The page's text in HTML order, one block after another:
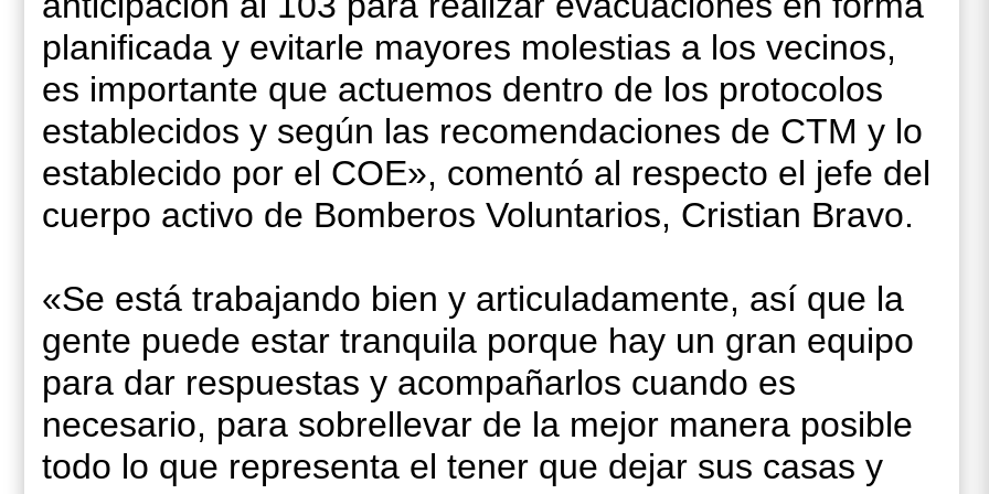
planificada y evitarle mayores molestias a los vecinos,
es importante que actuemos dentro de los protocolos
establecidos y según las recomendaciones de CTM y lo
establecido por el COE», comentó al respecto el jefe del
cuerpo activo de Bomberos Voluntarios, Cristian Bravo.
«Se está trabajando bien y articuladamente, así que la
gente puede estar tranquila porque hay un gran equipo
para dar respuestas y acompañarlos cuando es
necesario, para sobrellevar de la mejor manera posible
todo lo que representa el tener que dejar sus casas y